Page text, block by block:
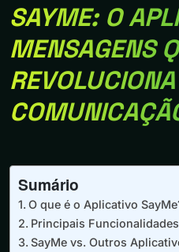
SAYME: O
MENSAGENS
Sumário
O que é o Aplicativo
Principais
SayMe vs. Outros